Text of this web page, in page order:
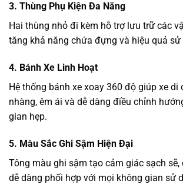
3. Thùng Phụ Kiện Đa Năng
Hai thùng nhỏ đi kèm hỗ trợ lưu trữ các
tăng khả năng chứa đựng và hiệu quả sử
4. Bánh Xe Linh Hoạt
Hệ thống bánh xe xoay 360 độ giúp xe di
nhàng, êm ái và dễ dàng điều chỉnh
gian hẹp.
5. Màu Sắc Ghi Sậm Hiện Đại
Tông màu ghi sậm tạo cảm giác sạch sẽ,
dễ dàng phối hợp với mọi không gian sử